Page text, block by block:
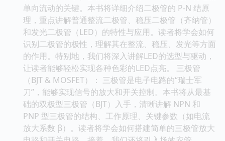
单向流动的关键。本书将详细介绍二极管的 P-N 结原
理，重点讲解普通整流二极管、稳压二极管（齐纳管）
和发光二极管（LED）的特性与应用。读者将学会如何
识别二极管的极性，理解其在整流、稳压、发光等方面
的作用。特别地，我们将深入讲解LED的选型与驱动，
让读者能够轻松实现各种色彩的LED点亮。 三极管
（BJT & MOSFET）： 三极管是电子电路的“瑞士军
刀”，能够实现信号的放大和开关控制。本书将从最基
础的双极型三极管（BJT）入手，清晰讲解 NPN 和
PNP 型三极管的结构、工作原理、关键参数（如电流
放大系数 β）。读者将学会如何搭建简单的三极管放大